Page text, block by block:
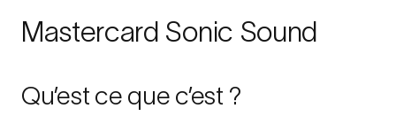
Mastercard Sonic Sound
Qu’est ce que c’est ?